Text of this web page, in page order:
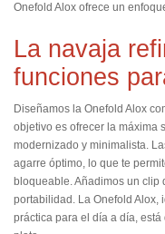
Onefold Alox ofrece un
La navaja
funciones
Diseñamos la Onefold Alox
objetivo es ofrecer la máxima
modernizado y minimalista.
agarre óptimo, lo que te
bloqueable. Añadimos un clip
portabilidad. La Onefold
práctica para el día a día,